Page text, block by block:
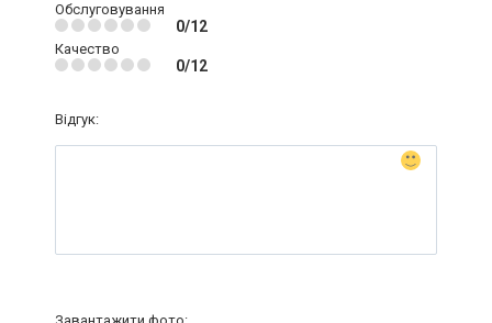
Обслуговування
0/12
Качество
0/12
Відгук: